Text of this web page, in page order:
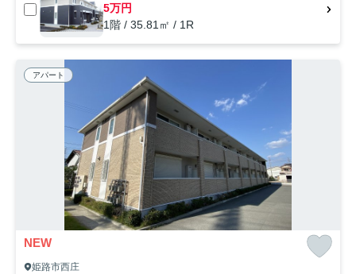
5万円
1階 / 35.81㎡ / 1R
アパート
NEW
姫路市西庄